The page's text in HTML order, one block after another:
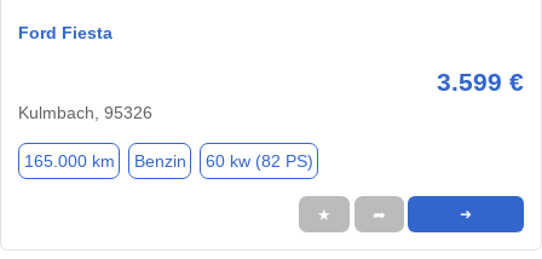
Ford Fiesta
3.599 €
Kulmbach, 95326
165.000 km Benzin 60 kw (82 PS)
★ ➦ ➜